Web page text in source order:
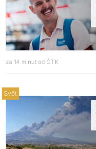
za 14 minut od ČTK
Svět